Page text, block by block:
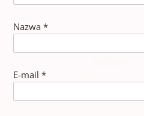
Nazwa *
E-mail *